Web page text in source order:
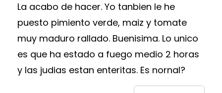
La acabo de hacer. Yo tanbien le he
puesto pimiento verde, maiz y tomate
muy maduro rallado. Buenisima. Lo unico
es que ha estado a fuego medio 2 horas
y las judias estan enteritas. Es nornal?